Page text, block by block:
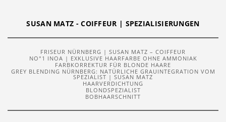
SUSAN MATZ - COIFFEUR | SPEZIALISIERUNGEN
FRISEUR NÜRNBERG | SUSAN MATZ – COIFFEUR
NO°1 INOA | EXKLUSIVE HAARFARBE OHNE AMMONIAK
FARBKORREKTUR FÜR BLONDE HAARE
GREY BLENDING NÜRNBERG: NATÜRLICHE GRAUINTEGRATION VOM
SPEZIALIST | SUSAN MATZ
HAARVERDICHTUNG
BLONDSPEZIALIST
BOBHAARSCHNITT